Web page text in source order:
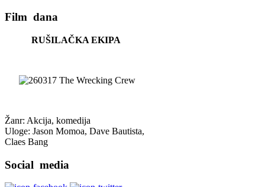
Film dana
RUŠILAČKA EKIPA
Žanr: Akcija, komedija
Uloge: Jason Momoa, Dave Bautista,
Claes Bang
Social media